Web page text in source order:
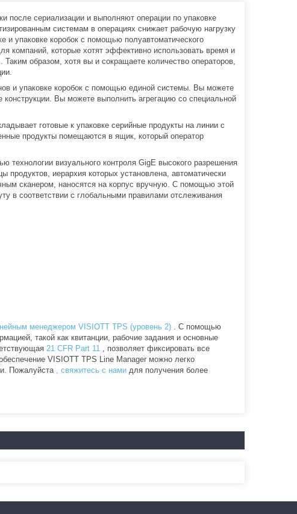
после сериализации и выполняют операции по упаковке
системам в операциях снижает рабочую нагрузку
и упаковке коробок с помощью полуавтоматического
компаний, которые хотят эффективно использовать время и
. Таким образом, хотя вы и сокращаете количество операторов,
и упаковке коробок с помощью единой системы. Вы можете
конструкции. Вы можете выполнить агрегацию со специальной
готовые к упаковке серийные продукты на линии с
продукты помещаются в ящик, который оператор
визуального контроля GigE высокого разрешения
иерархия которых установлена, автоматически
сканером, наносятся на корпус вручную. С помощью этой
в соответствии с глобальными правилами отслеживания
менеджером VISIOTT TPS (уровень 2) . С помощью
такой как квитанции, рабочие задания и основные
21 CFR Part 11 , позволяет фиксировать все
VISIOTT TPS Line Manager можно легко
Пожалуйста , свяжитесь с нами для получения более